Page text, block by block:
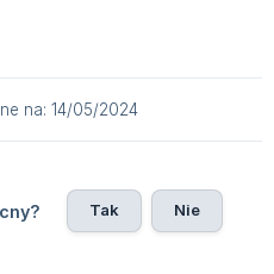
na: 14/05/2024
Tak Nie